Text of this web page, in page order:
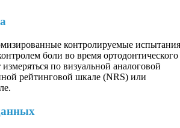
контролируемые испытания
боли во время ортодонтического
по визуальной аналоговой
рейтинговой шкале (NRS) или